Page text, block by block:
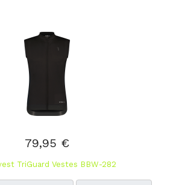
79,95 €
TriGuard Vestes BBW-282